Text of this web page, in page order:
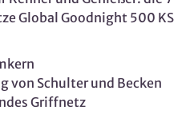
Global Goodnight 500 KS
von Schulter und Becken
Griffnetz